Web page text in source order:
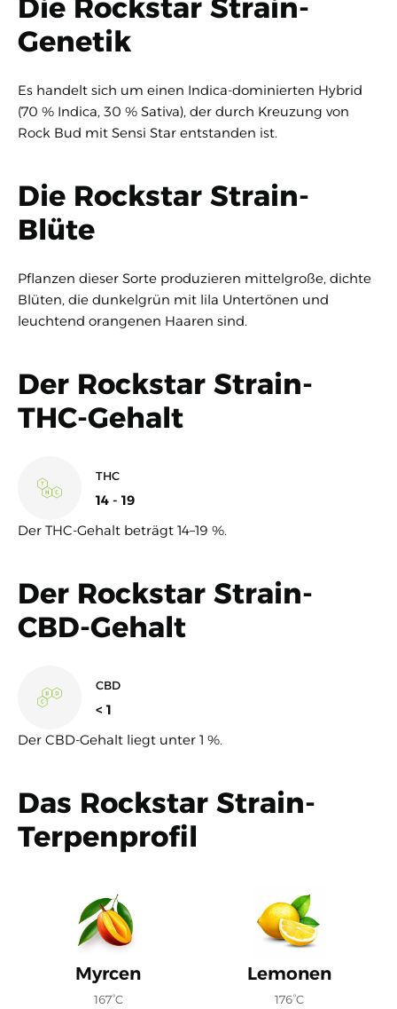
Die Rockstar Strain-
Genetik
Es handelt sich um einen Indica-dominierten Hybrid
(70 % Indica, 30 % Sativa), der durch Kreuzung von
Rock Bud mit Sensi Star entstanden ist.
Die Rockstar Strain-
Blüte
Pflanzen dieser Sorte produzieren mittelgroße, dichte
Blüten, die dunkelgrün mit lila Untertönen und
leuchtend orangenen Haaren sind.
Der Rockstar Strain-
THC-Gehalt
THC
14 - 19
Der THC-Gehalt beträgt 14–19 %.
Der Rockstar Strain-
CBD-Gehalt
CBD
< 1
Der CBD-Gehalt liegt unter 1 %.
Das Rockstar Strain-
Terpenprofil
Myrcen
167°C
Lemonen
176°C